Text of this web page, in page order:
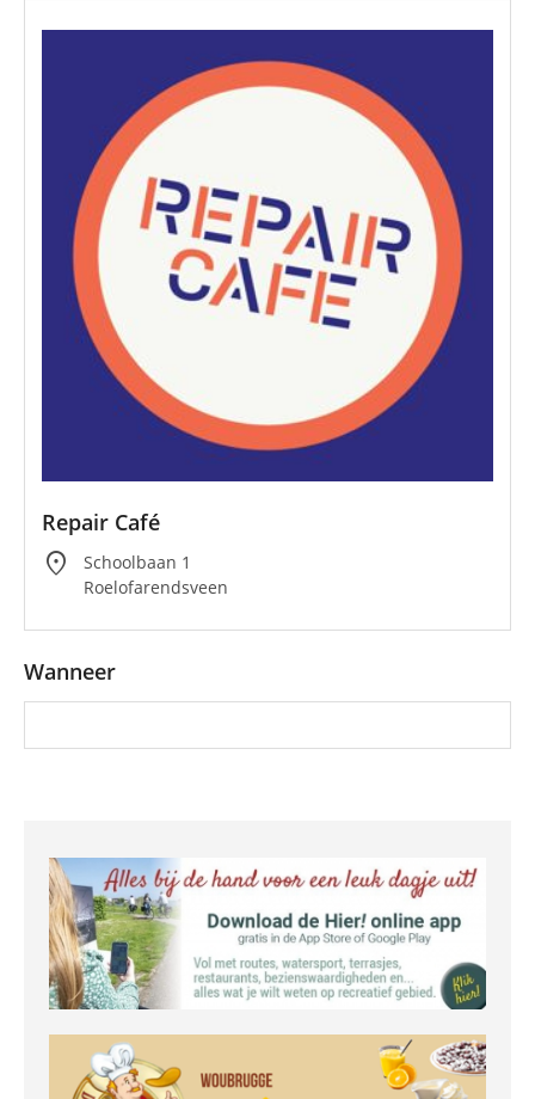
Repair Café
location_on
Schoolbaan 1
Roelofarendsveen
Wanneer